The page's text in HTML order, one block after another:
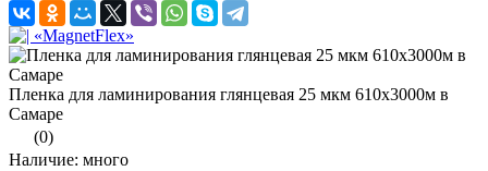
Пленка для ламинирования глянцевая 25 мкм 610х3000м в
Самаре
(0)
Наличие: много